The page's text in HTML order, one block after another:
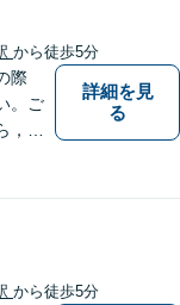
から徒歩5分
際
。ご
い
詳細を見
る
から徒歩5分